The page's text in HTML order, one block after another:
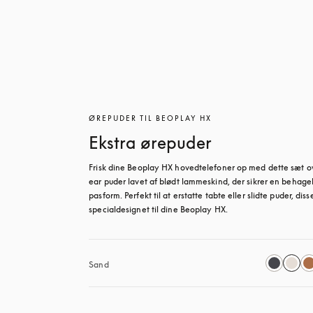
ØREPUDER TIL BEOPLAY HX
Ekstra ørepuder
Frisk dine Beoplay HX hovedtelefoner op med dette sæt
ear puder lavet af blødt lammeskind, der sikrer en
pasform. Perfekt til at erstatte tabte eller slidte puder,
specialdesignet til dine Beoplay HX.
Sand